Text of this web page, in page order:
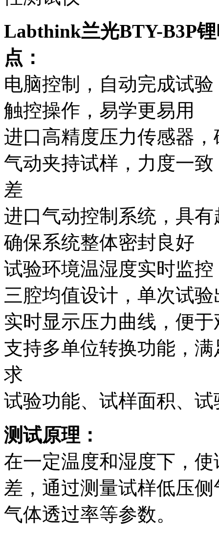
Labthink兰光BTY-B3P
点：
电脑控制，自动完成试验
触控操作，易学更易用
进口高精度压力传感器
气动夹持试样，力度一
差
进口气动控制系统，具
确保系统整体密封良好
试验环境温湿度实时监
三腔均值设计，单次试
实时显示压力曲线，便
支持多单位转换功能，
求
试验功能、试样面积、
测试原理：
在一定温度和湿度下，
差，通过测量试样低压
气体透过率等参数。